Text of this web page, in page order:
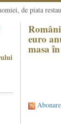
de piata
euro
masa